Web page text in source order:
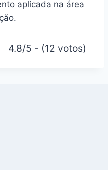
aplicada na área
4.8/5 - (12 votos)